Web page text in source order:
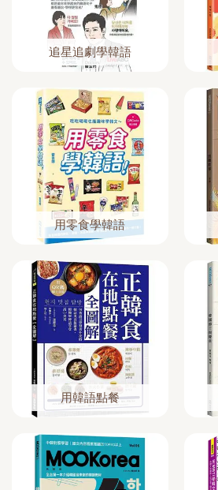
追星追劇學韓語
用零食學韓語
用韓語點餐